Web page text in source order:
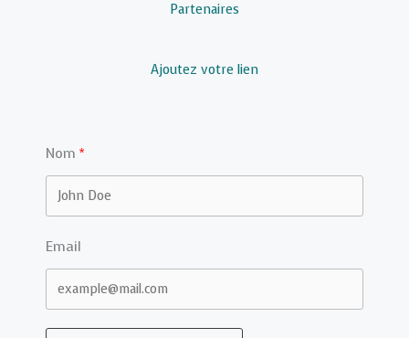
Partenaires
Ajoutez votre lien
Nom
Email